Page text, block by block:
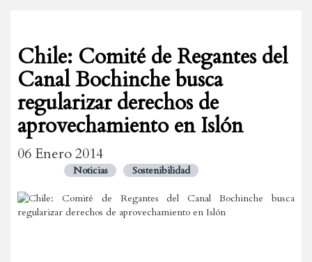
Chile: Comité de Regantes del
Canal Bochinche busca
regularizar derechos de
aprovechamiento en Islón
06 Enero 2014
Noticias Sostenibilidad